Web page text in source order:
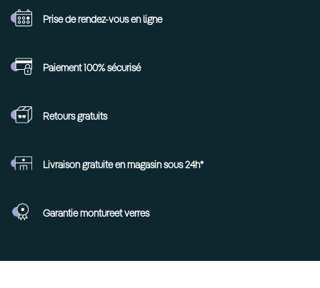
Prise de rendez-vous en ligne
Paiement 100%sécurisé
Retoursgratuits
Livraison gratuite en magasin sous 24h*
Garantie montureet verres